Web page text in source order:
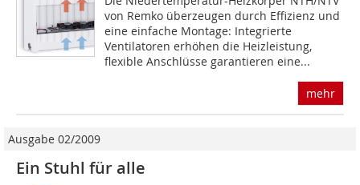
von Remko überzeugen durch Effizienz und
eine einfache Montage: Integrierte
Ventilatoren erhöhen die Heizleistung,
flexible Anschlüsse garantieren eine...
mehr
Ausgabe 02/2009
Ein Stuhl für alle